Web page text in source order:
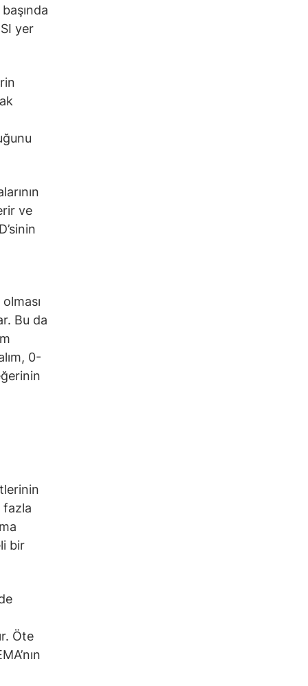
yer
ve
Bu da
0-
fazla
bir
Öte